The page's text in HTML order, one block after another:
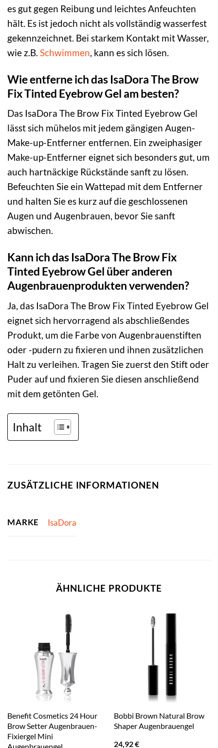
es gut gegen Reibung und leichtes Anfeuchten
hält. Es ist jedoch nicht als vollständig wasserfest
gekennzeichnet. Bei starkem Kontakt mit Wasser,
wie z.B. Schwimmen, kann es sich lösen.
Wie entferne ich das IsaDora The Brow
Fix Tinted Eyebrow Gel am besten?
Das IsaDora The Brow Fix Tinted Eyebrow Gel
lässt sich mühelos mit jedem gängigen Augen-
Make-up-Entferner entfernen. Ein zweiphasiger
Make-up-Entferner eignet sich besonders gut, um
auch hartnäckige Rückstände sanft zu lösen.
Befeuchten Sie ein Wattepad mit dem Entferner
und halten Sie es kurz auf die geschlossenen
Augen und Augenbrauen, bevor Sie sanft
abwischen.
Kann ich das IsaDora The Brow Fix
Tinted Eyebrow Gel über anderen
Augenbrauenprodukten verwenden?
Ja, das IsaDora The Brow Fix Tinted Eyebrow Gel
eignet sich hervorragend als abschließendes
Produkt, um die Farbe von Augenbrauenstiften
oder -pudern zu fixieren und ihnen zusätzlichen
Halt zu verleihen. Tragen Sie zuerst den Stift oder
Puder auf und fixieren Sie diesen anschließend
mit dem getönten Gel.
Inhalt
ZUSÄTZLICHE INFORMATIONEN
MARKE IsaDora
ÄHNLICHE PRODUKTE
Benefit Cosmetics 24 Hour
Brow Setter Augenbrauen-
Fixiergel Mini
Bobbi Brown Natural Brow
Shaper Augenbrauengel
24,92€